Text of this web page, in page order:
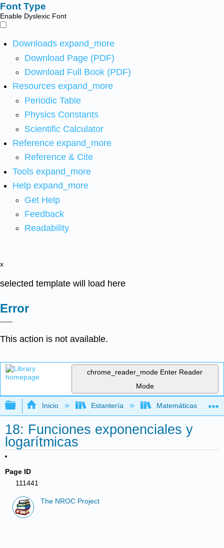
Font Type
Enable Dyslexic Font
Downloads expand_more
Download Page (PDF)
Download Full Book (PDF)
Resources expand_more
Periodic Table
Physics Constants
Scientific Calculator
Reference expand_more
Reference & Cite
Tools expand_more
Help expand_more
Get Help
Feedback
Readability
x
selected template will load here
Error
This action is not available.
chrome_reader_mode Enter Reader
Mode
Expandir/contraer jerarquía global
Inicio Estantería Matemáticas
18: Funciones exponenciales y
logarítmicas
Page ID
111441
The NROC Project